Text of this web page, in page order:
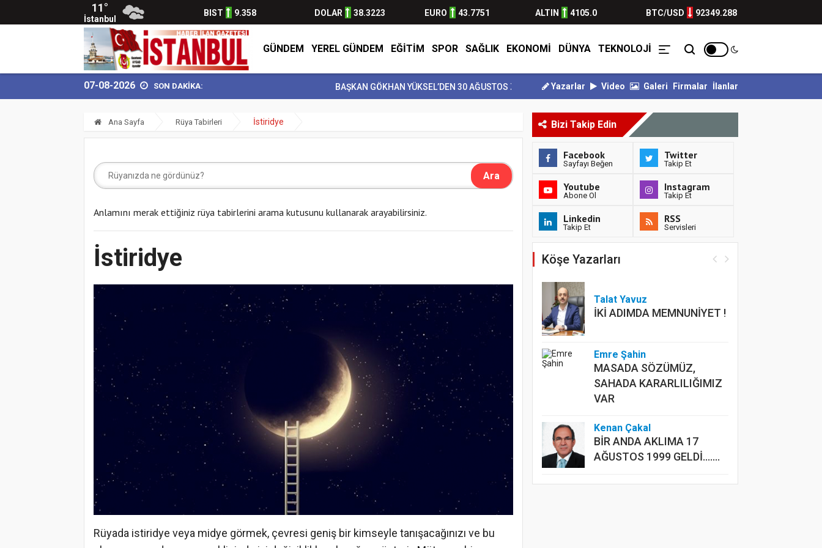
11°
İstanbul
BIST 9.358 DOLAR 38.3223 EURO 43.7751 ALTIN 4105.0 BTC/USD 92349.288
GÜNDEM YEREL GÜNDEM EĞİTİM SPOR SAĞLIK EKONOMİ DÜNYA TEKNOLOJİ
07-08-2026 SON DAKİKA: BAŞKAN GÖKHAN YÜKSEL’DEN 30 AĞUSTOS ZAFER BAY... BULVARSPOR KALESİ EMİN ELLERDE... BULVARSPOR GÜÇLÜ
Yazarlar Video Galeri Firmalar İlanlar
Ana Sayfa Rüya Tabirleri İstiridye
Anlamını merak ettiğiniz rüya tabirlerini arama kutusunu kullanarak arayabilirsiniz.
İstiridye
Rüyada istiridye veya midye görmek, çevresi geniş bir kimseyle tanışacağınızı ve bu
Bizi Takip Edin
Facebook
Sayfayı Beğen
Twitter
Takip Et
Youtube
Abone Ol
Instagram
Takip Et
Linkedin
Takip Et
RSS
Servisleri
Köşe Yazarları
Talat Yavuz
İKİ ADIMDA MEMNUNİYET !
Emre Şahin
MASADA SÖZÜMÜZ,
SAHADA KARARLILIĞIMIZ
VAR
Kenan Çakal
BİR ANDA AKLIMA 17
AĞUSTOS 1999 GELDİ.......